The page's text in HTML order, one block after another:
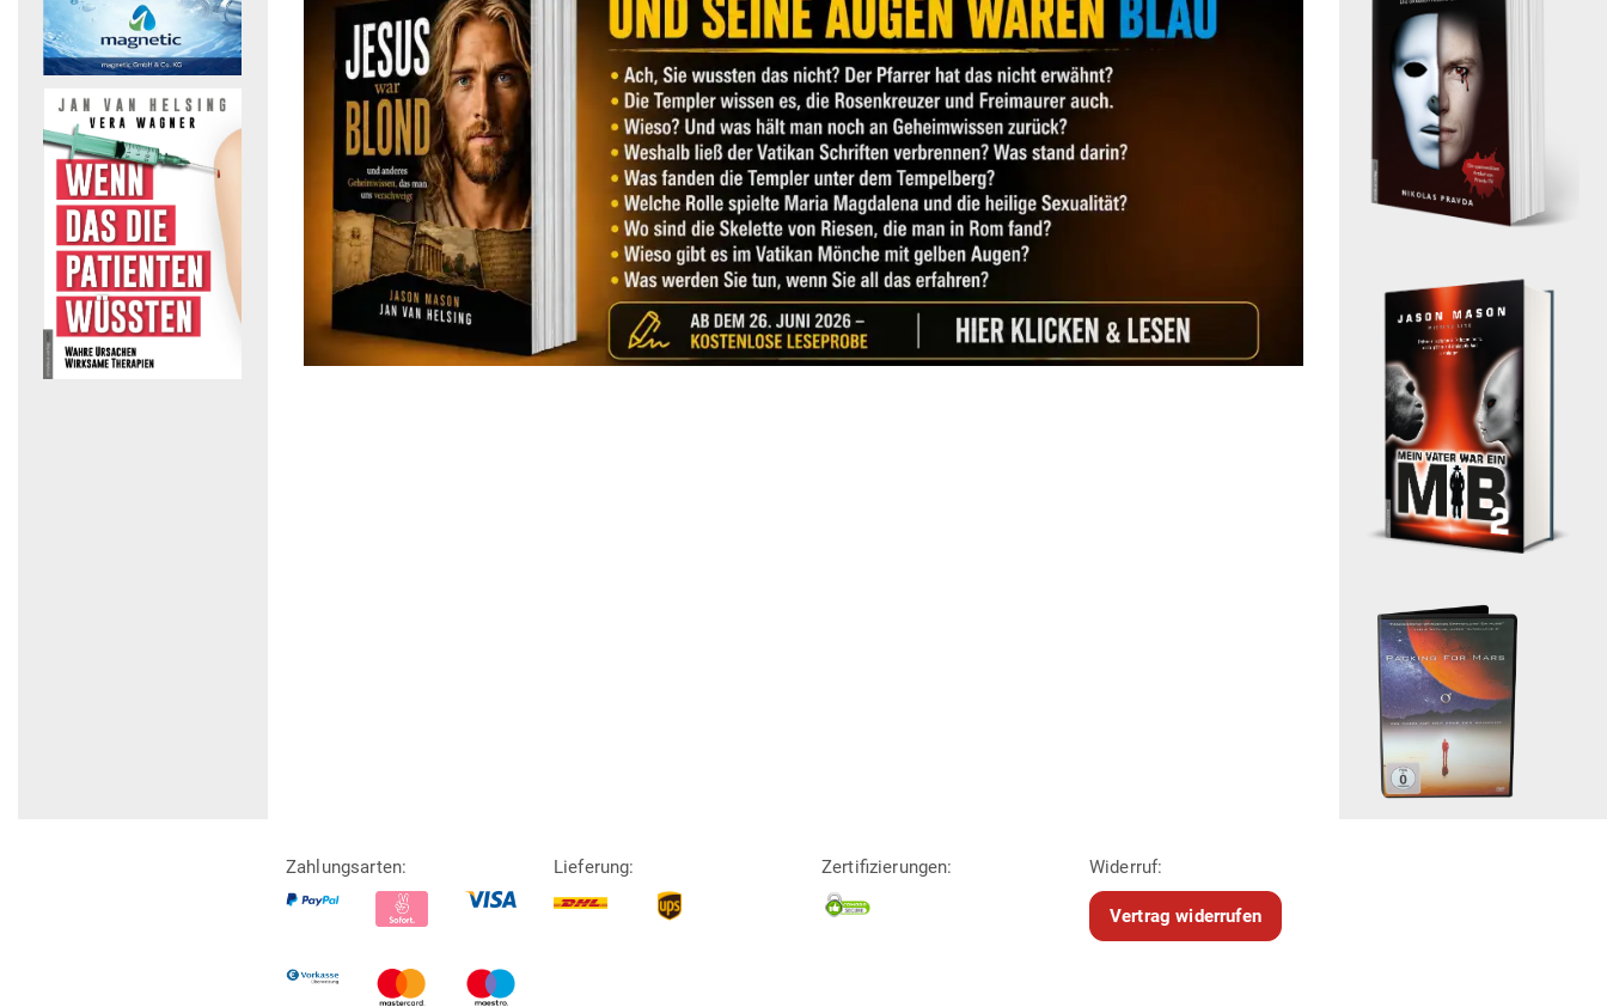
Zahlungsarten: Lieferung: Zertifizierungen: Widerruf:
Vertrag widerrufen